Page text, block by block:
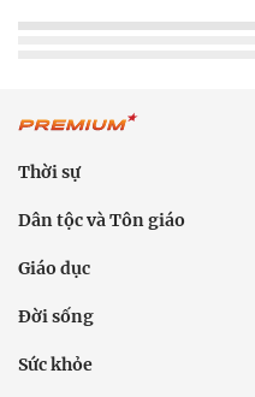
Thời sự
Dân tộc và Tôn giáo
Giáo dục
Đời sống
Sức khỏe